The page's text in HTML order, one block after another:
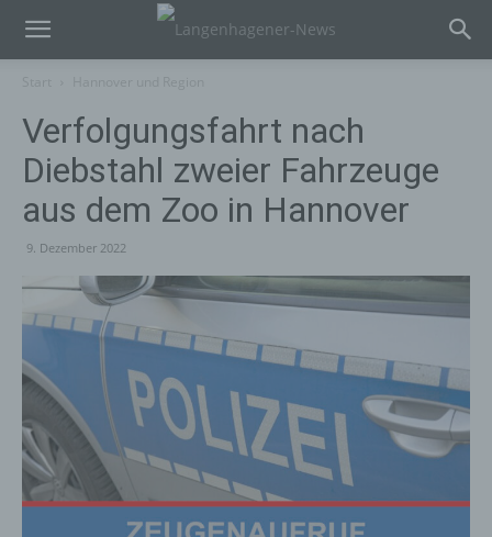
Verfolgungsfahrt nach
Diebstahl zweier Fahrzeuge
aus dem Zoo in Hannover
9. Dezember 2022